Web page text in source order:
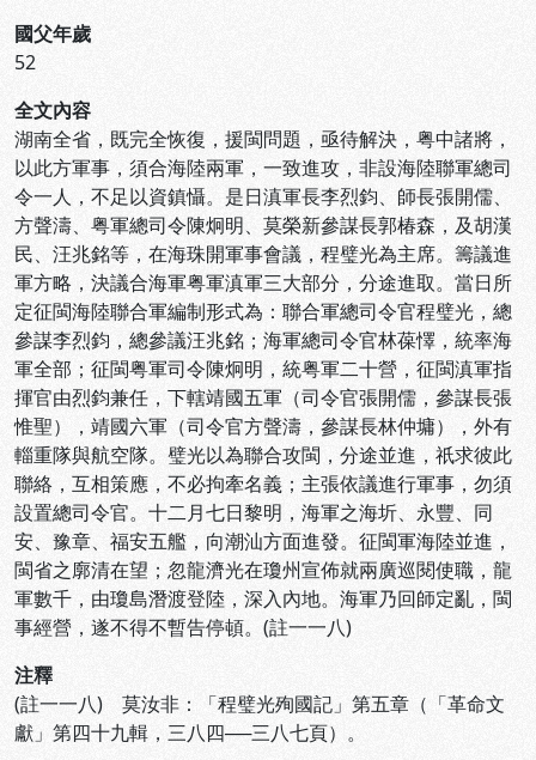
國父年歲
52
全文內容
湖南全省，既完全恢復，援閩問題，亟待解決，粤中諸將，
以此方軍事，須合海陸兩軍，一致進攻，非設海陸聯軍總司
令一人，不足以資鎮懾。是日滇軍長李烈鈞、師長張開儒、
方聲濤、粤軍總司令陳炯明、莫榮新參謀長郭椿森，及胡漢
民、汪兆銘等，在海珠開軍事會議，程璧光為主席。籌議進
軍方略，決議合海軍粤軍滇軍三大部分，分途進取。當日所
定征閩海陸聯合軍編制形式為：聯合軍總司令官程璧光，總
參謀李烈鈞，總參議汪兆銘；海軍總司令官林葆懌，統率海
軍全部；征閩粤軍司令陳炯明，統粤軍二十營，征閩滇軍指
揮官由烈鈞兼任，下轄靖國五軍（司令官張開儒，參謀長張
惟聖），靖國六軍（司令官方聲濤，參謀長林仲墉），外有
輜重隊與航空隊。璧光以為聯合攻閩，分途並進，祇求彼此
聯絡，互相策應，不必拘牽名義；主張依議進行軍事，勿須
設置總司令官。十二月七日黎明，海軍之海圻、永豐、同
安、豫章、福安五艦，向潮汕方面進發。征閩軍海陸並進，
閩省之廓清在望；忽龍濟光在瓊州宣佈就兩廣巡閱使職，龍
軍數千，由瓊島潛渡登陸，深入內地。海軍乃回師定亂，閩
事經營，遂不得不暫告停頓。(註一一八)
注釋
(註一一八) 莫汝非：「程璧光殉國記」第五章（「革命文
獻」第四十九輯，三八四──三八七頁）。